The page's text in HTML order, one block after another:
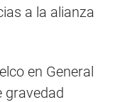
a la alianza
en General
gravedad